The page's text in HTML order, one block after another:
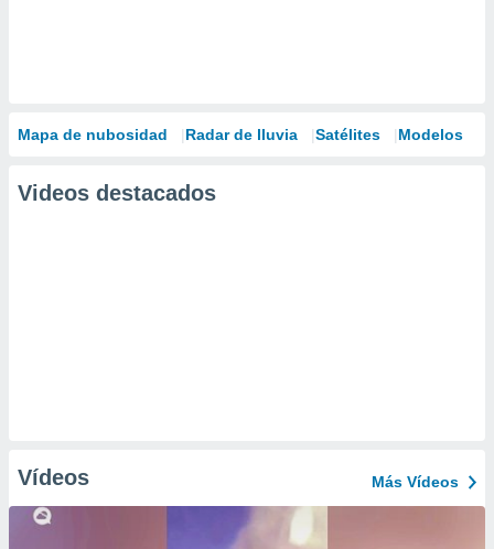
Mapa de nubosidad Radar de lluvia Satélites Modelos
Videos destacados
Vídeos Más Vídeos